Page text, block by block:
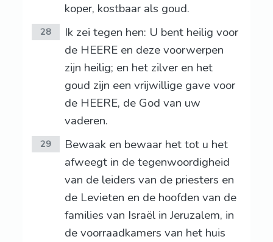
koper, kostbaar als goud.
28
Ik zei tegen hen: U bent heilig voor
de HEERE en deze voorwerpen
zijn heilig; en het zilver en het
goud zijn een vrijwillige gave voor
de HEERE, de God van uw
vaderen.
29
Bewaak en bewaar het tot u het
afweegt in de tegenwoordigheid
van de leiders van de priesters en
de Levieten en de hoofden van de
families van Israël in Jeruzalem, in
de voorraadkamers van het huis